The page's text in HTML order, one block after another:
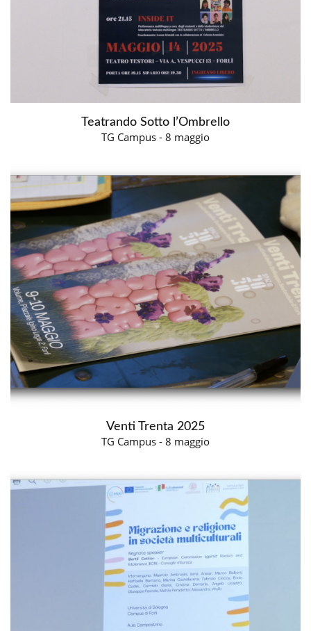
Teatrando Sotto l’Ombrello
TG Campus - 8 maggio
Venti Trenta 2025
TG Campus - 8 maggio